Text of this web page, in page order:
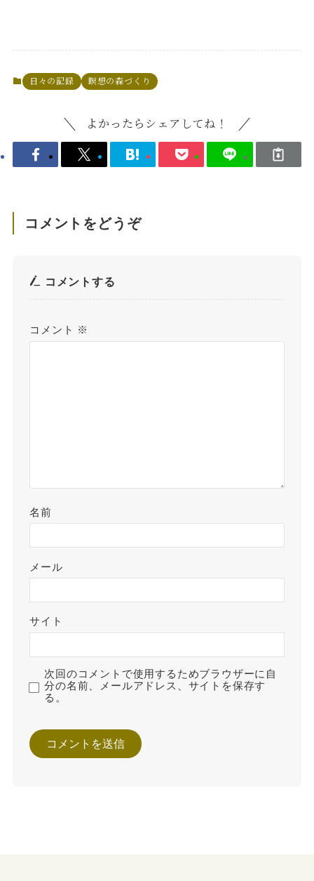
日々の記録 瞑想の森づくり
よかったらシェアしてね！
コメントをどうぞ
コメントする
コメント ※
名前
メール
サイト
次回のコメントで使用するためブラウザーに自
分の名前、メールアドレス、サイトを保存す
る。